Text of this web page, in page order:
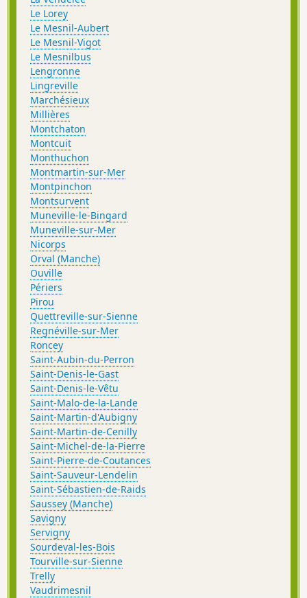
Le Lorey
Le Mesnil-Aubert
Le Mesnil-Vigot
Le Mesnilbus
Lengronne
Lingreville
Marchésieux
Millières
Montchaton
Montcuit
Monthuchon
Montmartin-sur-Mer
Montpinchon
Montsurvent
Muneville-le-Bingard
Muneville-sur-Mer
Nicorps
Orval (Manche)
Ouville
Périers
Pirou
Quettreville-sur-Sienne
Regnéville-sur-Mer
Roncey
Saint-Aubin-du-Perron
Saint-Denis-le-Gast
Saint-Denis-le-Vêtu
Saint-Malo-de-la-Lande
Saint-Martin-d'Aubigny
Saint-Martin-de-Cenilly
Saint-Michel-de-la-Pierre
Saint-Pierre-de-Coutances
Saint-Sauveur-Lendelin
Saint-Sébastien-de-Raids
Saussey (Manche)
Savigny
Servigny
Sourdeval-les-Bois
Tourville-sur-Sienne
Trelly
Vaudrimesnil